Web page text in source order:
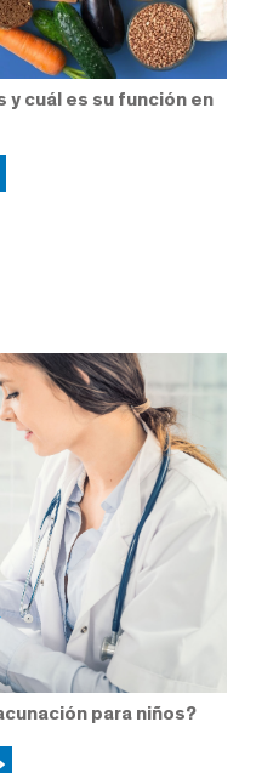
cuál es su función en
para niños?